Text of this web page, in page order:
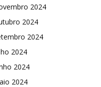
2024
2024
2024
2024
2024
2024